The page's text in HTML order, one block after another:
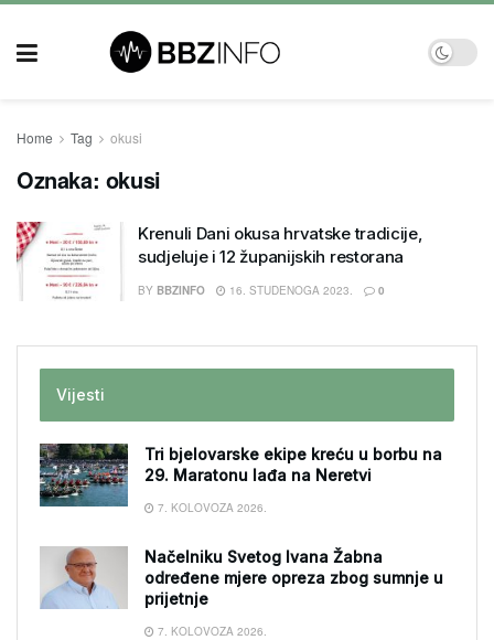
Home Tag okusi
Oznaka: okusi
Krenuli Dani okusa hrvatske tradicije,
sudjeluje i 12 županijskih restorana
BY BBZINFO 16. STUDENOGA 2023. 0
Vijesti
Tri bjelovarske ekipe kreću u borbu na
29. Maratonu lađa na Neretvi
7. KOLOVOZA 2026.
Načelniku Svetog Ivana Žabna
određene mjere opreza zbog sumnje u
prijetnje
7. KOLOVOZA 2026.